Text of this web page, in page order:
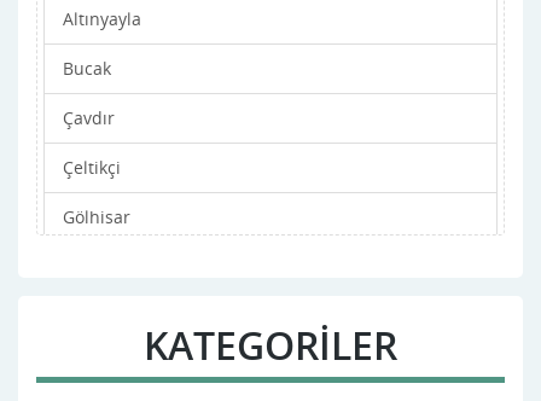
Altınyayla
Bucak
Çavdır
Çeltikçi
Gölhisar
KATEGORİLER